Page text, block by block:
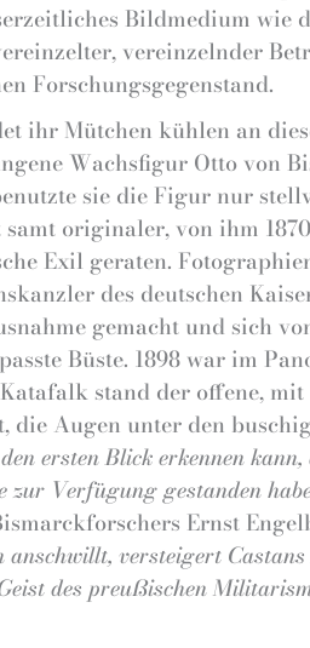
Bildmedium wie
vereinzelnder
Forschungsgegenstand.
Mütchen kühlen an
Wachsfigur Otto von
sie die Figur nur
originaler, von ihm
Exil geraten.
des deutschen
gemacht und sich
Büste. 1898 war im
stand der offene,
Augen unter den
ersten Blick erkennen
Verfügung gestanden
Ernst
versteigert
des preußischen